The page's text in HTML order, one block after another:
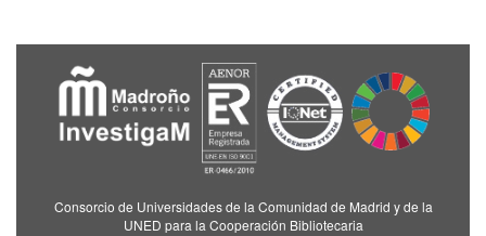
Consorcio de Universidades de la Comunidad de Madrid y de la
UNED para la Cooperación Bibliotecaria